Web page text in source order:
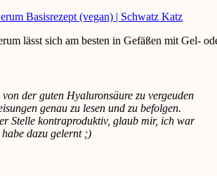
lässt sich am besten in Gefäßen mit Gel-
der guten Hyaluronsäure zu vergeuden
genau zu lesen und zu befolgen.
Stelle kontraproduktiv, glaub mir, ich war
dazu gelernt ;)